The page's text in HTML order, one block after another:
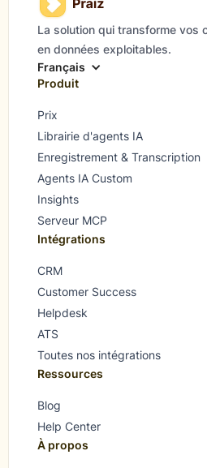
La solution qui transforme vos
en données exploitables.
Français
Produit
Prix
Librairie d'agents IA
Enregistrement & Transcription
Agents IA Custom
Insights
Serveur MCP
Intégrations
CRM
Customer Success
Helpdesk
ATS
Toutes nos intégrations
Ressources
Blog
Help Center
À propos